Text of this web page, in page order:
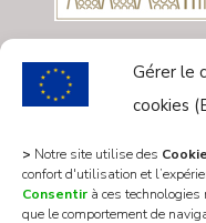
Gérer le
cookies
> Notre site utilise des
confort d'utilisation et
Consentir à ces
que le comportement de